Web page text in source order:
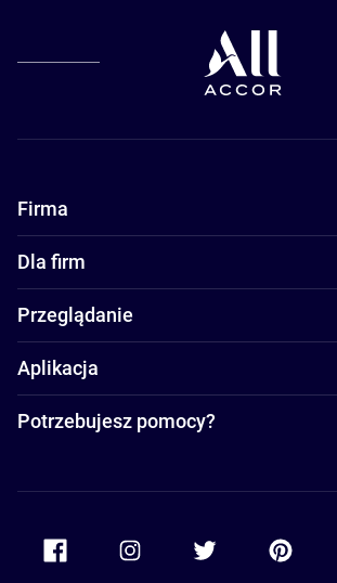
Firma
Dla firm
Przeglądanie
Aplikacja
Potrzebujesz pomocy?
Accor Facebook Accor TwitterAccor